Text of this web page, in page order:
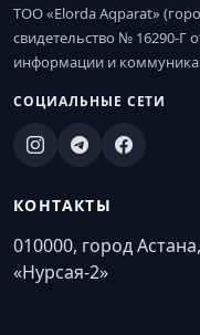
ТОО «Elorda Aqparat»
свидетельство № 16290-Г
информации и
СОЦИАЛЬНЫЕ СЕТИ
КОНТАКТЫ
010000, город
«Нурсая-2»